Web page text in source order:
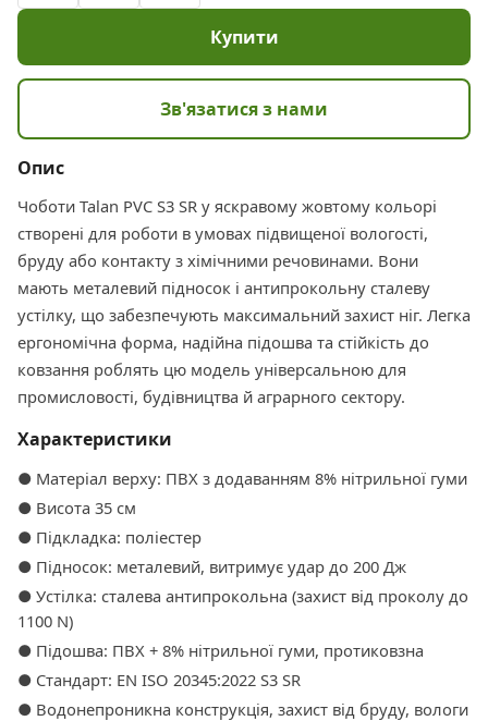
Купити
Зв'язатися з нами
Опис
Чоботи Talan PVC S3 SR у яскравому жовтому кольорі
створені для роботи в умовах підвищеної вологості,
бруду або контакту з хімічними речовинами. Вони
мають металевий підносок і антипрокольну сталеву
устілку, що забезпечують максимальний захист ніг. Легка
ергономічна форма, надійна підошва та стійкість до
ковзання роблять цю модель універсальною для
промисловості, будівництва й аграрного сектору.
Характеристики
● Матеріал верху: ПВХ з додаванням 8% нітрильної гуми
● Висота 35 см
● Підкладка: поліестер
● Підносок: металевий, витримує удар до 200 Дж
● Устілка: сталева антипрокольна (захист від проколу до
1100 N)
● Підошва: ПВХ + 8% нітрильної гуми, протиковзна
● Стандарт: EN ISO 20345:2022 S3 SR
● Водонепроникна конструкція, захист від бруду, вологи